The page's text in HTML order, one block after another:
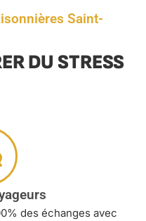
Saint-
DU STRESS
des échanges avec